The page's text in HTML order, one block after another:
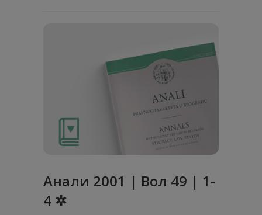
Анaли 2001 | Вол 49 | 1-
4 ✲